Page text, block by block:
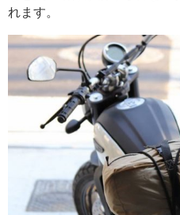
れます。